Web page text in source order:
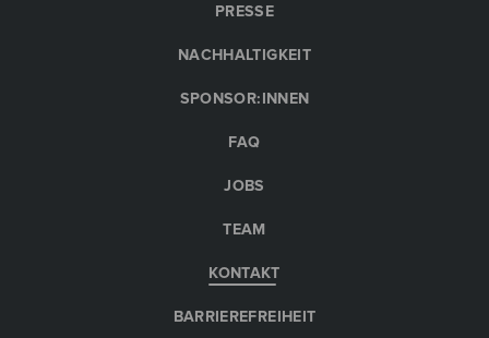
PRESSE
NACHHALTIGKEIT
SPONSOR:INNEN
FAQ
JOBS
TEAM
KONTAKT
BARRIEREFREIHEIT